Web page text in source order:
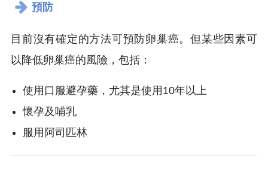
預防
目前沒有確定的方法可預防卵巢癌。但某些因素可
以降低卵巢癌的風險，包括：
使用口服避孕藥，尤其是使用10年以上
懷孕及哺乳
服用阿司匹林